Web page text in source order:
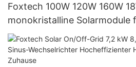
Foxtech 100W 120W 160W
monokristalline Solarmodule